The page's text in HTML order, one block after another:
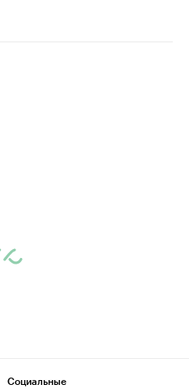
Социальные